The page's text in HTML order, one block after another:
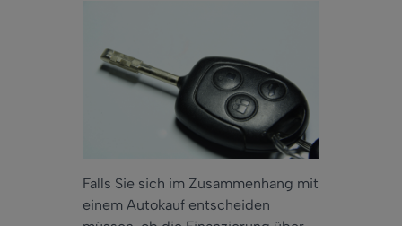
Falls Sie sich im Zusammenhang mit
einem Autokauf entscheiden